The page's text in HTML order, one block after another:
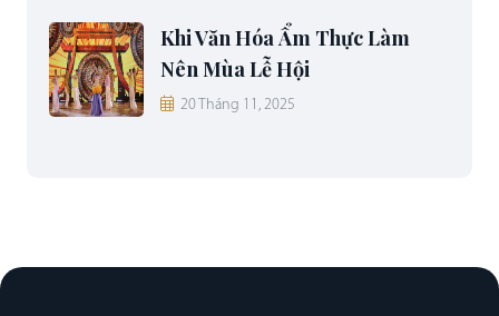
Khi Văn Hóa Ẩm Thực Làm
Nên Mùa Lễ Hội
20 Tháng 11, 2025